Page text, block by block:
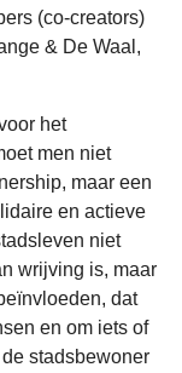
(co-creators)
& De Waal,
het
men niet
maar een
en actieve
niet
wrijving is, maar
dat
en om iets of
stadsbewoner